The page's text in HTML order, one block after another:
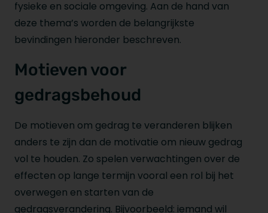
fysieke en sociale omgeving. Aan de hand van
deze thema’s worden de belangrijkste
bevindingen hieronder beschreven.
Motieven voor
gedragsbehoud
De motieven om gedrag te veranderen blijken
anders te zijn dan de motivatie om nieuw gedrag
vol te houden. Zo spelen verwachtingen over de
effecten op lange termijn vooral een rol bij het
overwegen en starten van de
gedragsverandering. Bijvoorbeeld: iemand wil